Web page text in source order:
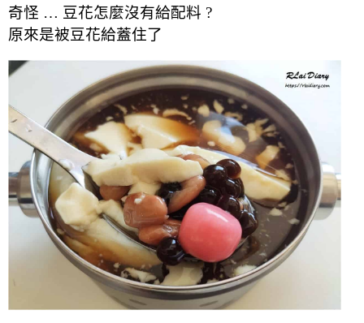
奇怪 … 豆花怎麼沒有給配料 ?
原來是被豆花給蓋住了